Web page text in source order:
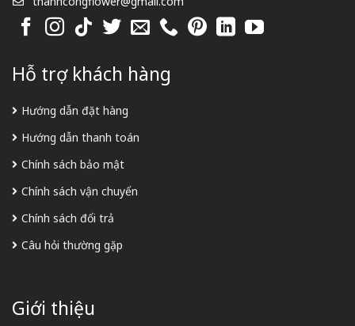
Hỗ trợ khách hàng
Hướng dẫn đặt hàng
Hướng dẫn thanh toán
Chính sách bảo mật
Chính sách vận chuyển
Chính sách đổi trả
Câu hỏi thường gặp
Giới thiệu